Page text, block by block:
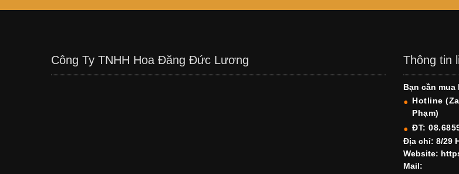
Công Ty TNHH Hoa Đăng Đức Lương Thông tin
Bạn cần
Hotline
Phạm)
ĐT:
Địa chỉ: 8/29
Website:
Mail: